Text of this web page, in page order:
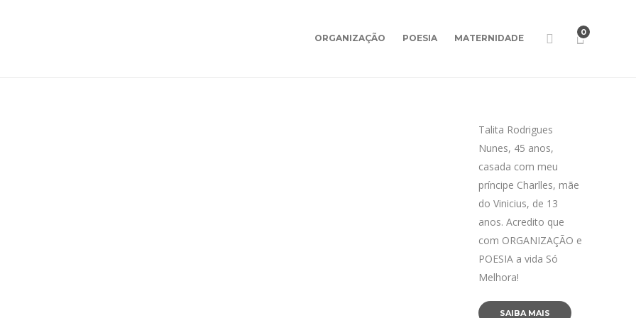
ORGANIZAÇÃO POESIA MATERNIDADE
0
Talita Rodrigues
Nunes, 45 anos,
casada com meu
príncipe Charlles, mãe
do Vinicius, de 13
anos. Acredito que
com ORGANIZAÇÃO e
POESIA a vida Só
Melhora!
SAIBA MAIS